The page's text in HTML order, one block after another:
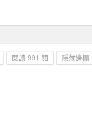
閱讀 991 閱 隱藏邊欄